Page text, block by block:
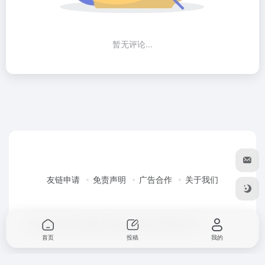
暂无评论...
友链申请 免责声明 广告合作 关于我们
Copyright © 2026 春风AI工具箱粤ICP备18096679号-2
首页 投稿 我的